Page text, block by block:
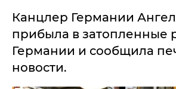
Канцлер Германии
прибыла в затопленные
Германии и сообщила
новости.